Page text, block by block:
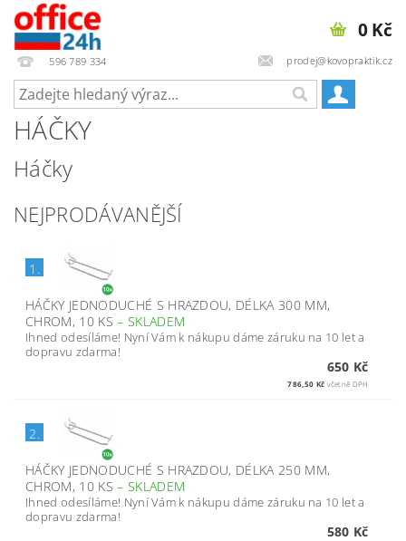
596 789 334 prodej@kovopraktik.cz
0 Kč
HÁČKY
Háčky
NEJPRODÁVANĚJŠÍ
1.
HÁČKY JEDNODUCHÉ S HRAZDOU, DÉLKA 300 MM,
CHROM, 10 KS– SKLADEM
Ihned odesíláme! Nyní Vám k nákupu dáme záruku na 10 let a
dopravu zdarma!
650 Kč
786,50 Kč včetně DPH
2.
HÁČKY JEDNODUCHÉ S HRAZDOU, DÉLKA 250 MM,
CHROM, 10 KS– SKLADEM
Ihned odesíláme! Nyní Vám k nákupu dáme záruku na 10 let a
dopravu zdarma!
580 Kč